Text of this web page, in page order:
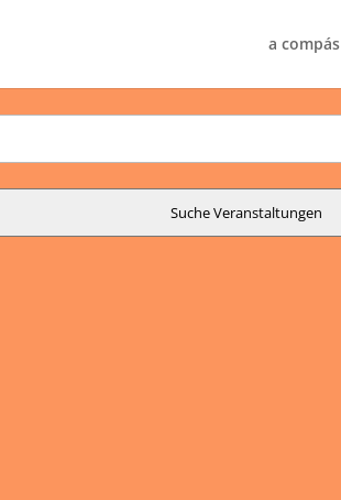
a compás
Suche Veranstaltungen